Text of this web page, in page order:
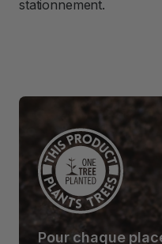
stationnement.
Pour chaque